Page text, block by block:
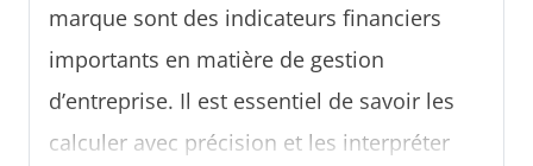
marque sont des indicateurs financiers
importants en matière de gestion
d’entreprise. Il est essentiel de savoir les
calculer avec précision et les interpréter